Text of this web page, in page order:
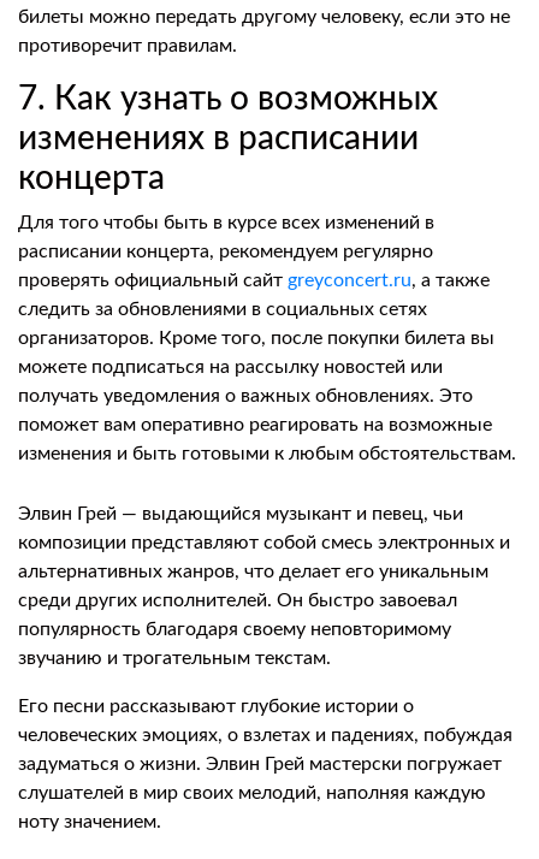
билеты можно передать другому человеку, если это не
противоречит правилам.
7. Как узнать о возможных
изменениях в расписании
концерта
Для того чтобы быть в курсе всех изменений в
расписании концерта, рекомендуем регулярно
проверять официальный сайт greyconcert.ru, а также
следить за обновлениями в социальных сетях
организаторов. Кроме того, после покупки билета вы
можете подписаться на рассылку новостей или
получать уведомления о важных обновлениях. Это
поможет вам оперативно реагировать на возможные
изменения и быть готовыми к любым обстоятельствам.
Элвин Грей — выдающийся музыкант и певец, чьи
композиции представляют собой смесь электронных и
альтернативных жанров, что делает его уникальным
среди других исполнителей. Он быстро завоевал
популярность благодаря своему неповторимому
звучанию и трогательным текстам.
Его песни рассказывают глубокие истории о
человеческих эмоциях, о взлетах и падениях, побуждая
задуматься о жизни. Элвин Грей мастерски погружает
слушателей в мир своих мелодий, наполняя каждую
ноту значением.